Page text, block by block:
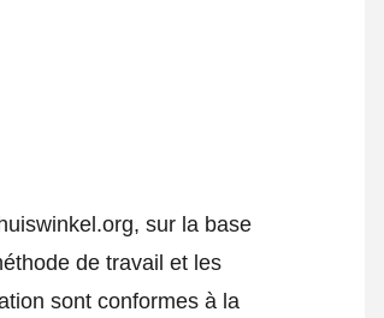
sur la base
de travail et les
sont conformes à la